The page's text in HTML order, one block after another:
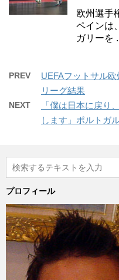
欧州選手
ペインは
ガリーを
PREV
UEFAフットサル
リーグ結果
NEXT
「僕は日本に戻り
します」ポルトガ
プロフィール